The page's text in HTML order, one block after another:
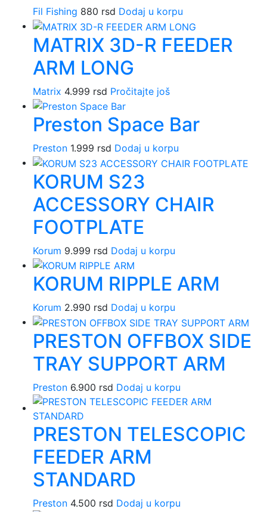
Fil Fishing 880 rsd Dodaj u korpu
MATRIX 3D-R FEEDER
ARM LONG
Matrix 4.999 rsd Pročitajte još
Preston Space Bar
Preston 1.999 rsd Dodaj u korpu
KORUM S23
ACCESSORY CHAIR
FOOTPLATE
Korum 9.999 rsd Dodaj u korpu
KORUM RIPPLE ARM
Korum 2.990 rsd Dodaj u korpu
PRESTON OFFBOX SIDE
TRAY SUPPORT ARM
Preston 6.900 rsd Dodaj u korpu
PRESTON TELESCOPIC
FEEDER ARM
STANDARD
Preston 4.500 rsd Dodaj u korpu